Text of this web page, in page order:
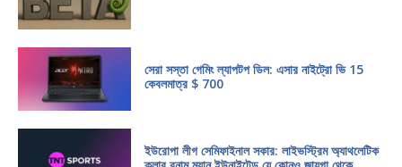
সেরা সস্তা গেমিং ল্যাপটপ ডিল: এসার নাইট্রো ভি 15
কেবলমাত্র $ 700
ইউরোপা লীগ সেমিফাইনাল সকার: লাইভস্ট্রিম অ্যাথলেটিক